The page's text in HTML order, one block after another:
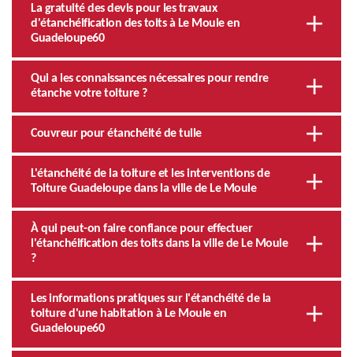
La gratuité des devis pour les travaux
d'étanchéification des toits à Le Moule en
Guadeloupe60
Qui a les connaissances nécessaires pour rendre
étanche votre toiture ?
Couvreur pour étanchéité de tuile
L'étanchéité de la toiture et les interventions de
Toiture Guadeloupe dans la ville de Le Moule
À qui peut-on faire confiance pour effectuer
l'étanchéification des toits dans la ville de Le Moule
?
Les informations pratiques sur l'étanchéité de la
toiture d'une habitation à Le Moule en
Guadeloupe60